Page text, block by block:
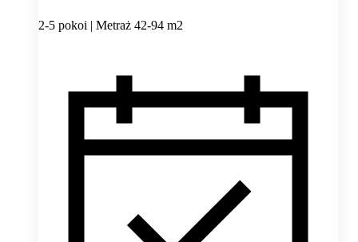
2-5 pokoi | Metraż 42-94 m2